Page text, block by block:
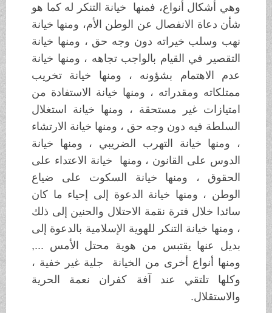
وهي أشكال أنواع، فمنها خيانة التنكر له كما هو
شأن دعاة الانفصال عن الوطن الأم، ومنها خيانة
نهب وسلب خيراته دون وجه حق ، ومنها خيانة
التقصير في القيام بالواجب تجاهه ، ومنها خيانة
عدم الاهتمام بشؤونه ، ومنها خيانة تخريب
ممتلكاته ومقدراته ، ومنها خيانة الاستفادة من
امتيازات غير مستحقة ، ومنها خيانة استغلال
السلطة فيه دون وجه حق ، ومنها خيانة الارتشاء
، ومنها خيانة التهرب الضريبي ، ومنها خيانة
الدوس على القانون ، ومنها خيانة الاعتداء على
الحقوق ، ومنها خيانة السكوت على ضياع
الوطن ، ومنها خيانة الدعوة إلى إحياء ما كان
سائدا خلال فترة نقمة الاحتلال والحنين إلى ذلك
، ومنها خيانة التنكر للهوية الإسلامية بالدعوة إلى
بديل عنها يقتبس من هوية محتل الأمس ...,
ومنها أنواع أخرى من الخيانة جلية غير خفية ،
وكلها تلتقي عند آفة كفران نعمة الحرية
والاستقلال.